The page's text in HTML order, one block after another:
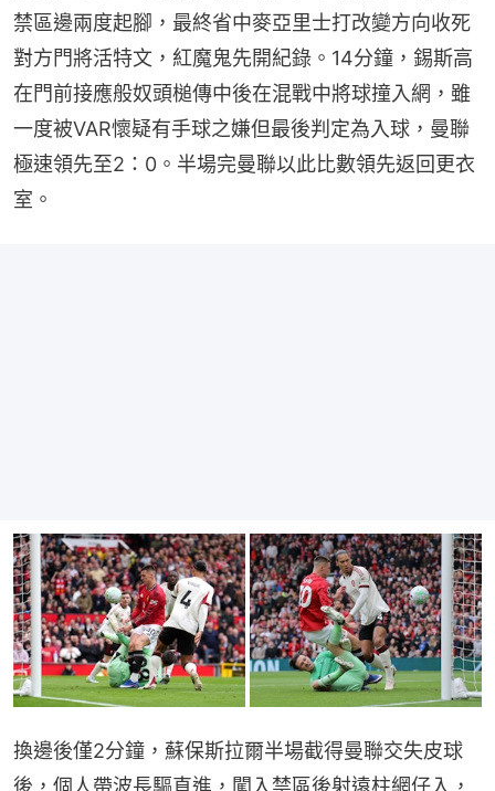
禁區邊兩度起腳，最終省中麥亞里士打改變方向收死
對方門將活特文，紅魔鬼先開紀錄。14分鐘，錫斯高
在門前接應般奴頭槌傳中後在混戰中將球撞入網，雖
一度被VAR懷疑有手球之嫌但最後判定為入球，曼聯
極速領先至2：0。半場完曼聯以此比數領先返回更衣
室。
換邊後僅2分鐘，蘇保斯拉爾半場截得曼聯交失皮球
後，個人帶波長驅直進，闖入禁區後射遠柱網仔入，